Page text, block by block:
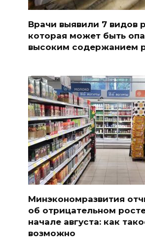
Врачи выявили 7 видов
которая может быть
высоким содержанием
Минэкономразвития
об отрицательном
начале августа: как
возможно